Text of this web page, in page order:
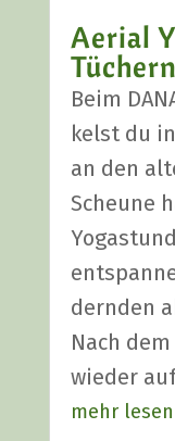
Aeri­al
Tüchern
Beim
kelst du
an den
Scheu­ne
dern­den
Nach
wie­der
mehr lesen